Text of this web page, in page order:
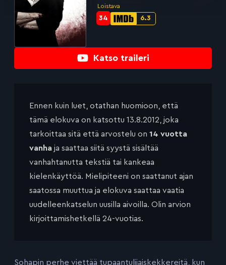
Katso traileri
Loistava
IMDb-
6.3
Metascore-
34
Ennen kuin luet, otathan huomioon, että
tämä elokuva on katsottu 13.8.2012, joka
tarkoittaa sitä että arvostelu on 14 vuotta
vanha ja saattaa siitä syystä sisältää
vanhahtanutta tekstiä tai kankeaa
kielenkäyttöä. Mielipiteeni on saattanut ajan
saatossa muuttua ja elokuva saattaa vaatia
uudelleenkatselun uusilla aivoilla. Olin arvion
kirjoittamishetkellä 24-vuotias.
Sohapin perhe viettää tupaantulijaiskekkereitä, kun